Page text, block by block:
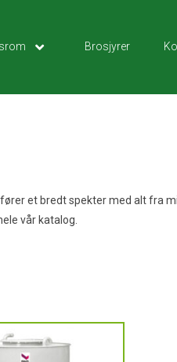
Brosjyrer
et bredt spekter med alt fra
vår katalog.